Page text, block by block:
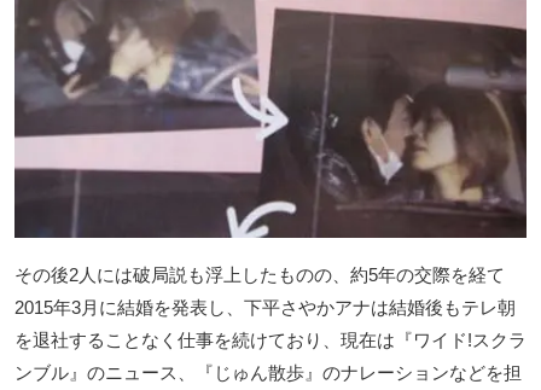
その後2人には破局説も浮上したものの、約5年の交際を経て
2015年3月に結婚を発表し、下平さやかアナは結婚後もテレ朝
を退社することなく仕事を続けており、現在は『ワイド!スクラ
ンブル』のニュース、『じゅん散歩』のナレーションなどを担